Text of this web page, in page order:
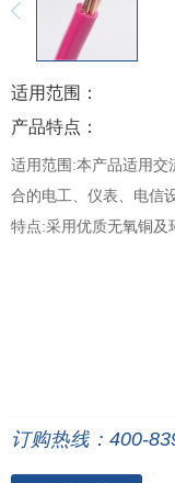
适用范围：
产品特点：
适用范围:本产品适用交
合的电工、仪表、电信
特点:采用优质无氧铜及
订购热线：400-